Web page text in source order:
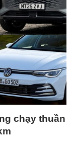
chạy thuần